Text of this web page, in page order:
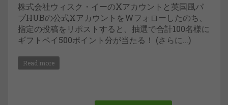
株式会社ウィスク・イーのXアカウントと英国風パ
ブHUBの公式XアカウントをWフォローしたのち、
指定の投稿をリポストすると、抽選で合計100名様に
ギフトペイ500ポイント分が当たる！ (さらに…)
Read more